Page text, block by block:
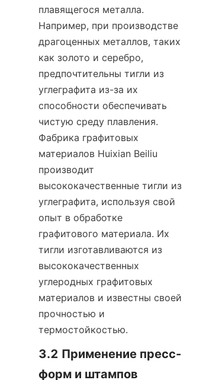
плавящегося металла.
Например, при производстве
драгоценных металлов, таких
как золото и серебро,
предпочтительны тигли из
углеграфита из-за их
способности обеспечивать
чистую среду плавления.
Фабрика графитовых
материалов Huixian Beiliu
производит
высококачественные тигли из
углеграфита, используя свой
опыт в обработке
графитового материала. Их
тигли изготавливаются из
высококачественных
углеродных графитовых
материалов и известны своей
прочностью и
термостойкостью.
3.2 Применение пресс-
форм и штампов